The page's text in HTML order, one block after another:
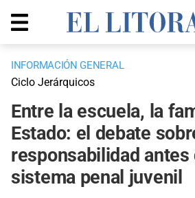
INFORMACIÓN GENERAL
Ciclo Jerárquicos
Entre la escuela, la
Estado: el debate
responsabilidad antes
sistema penal juvenil